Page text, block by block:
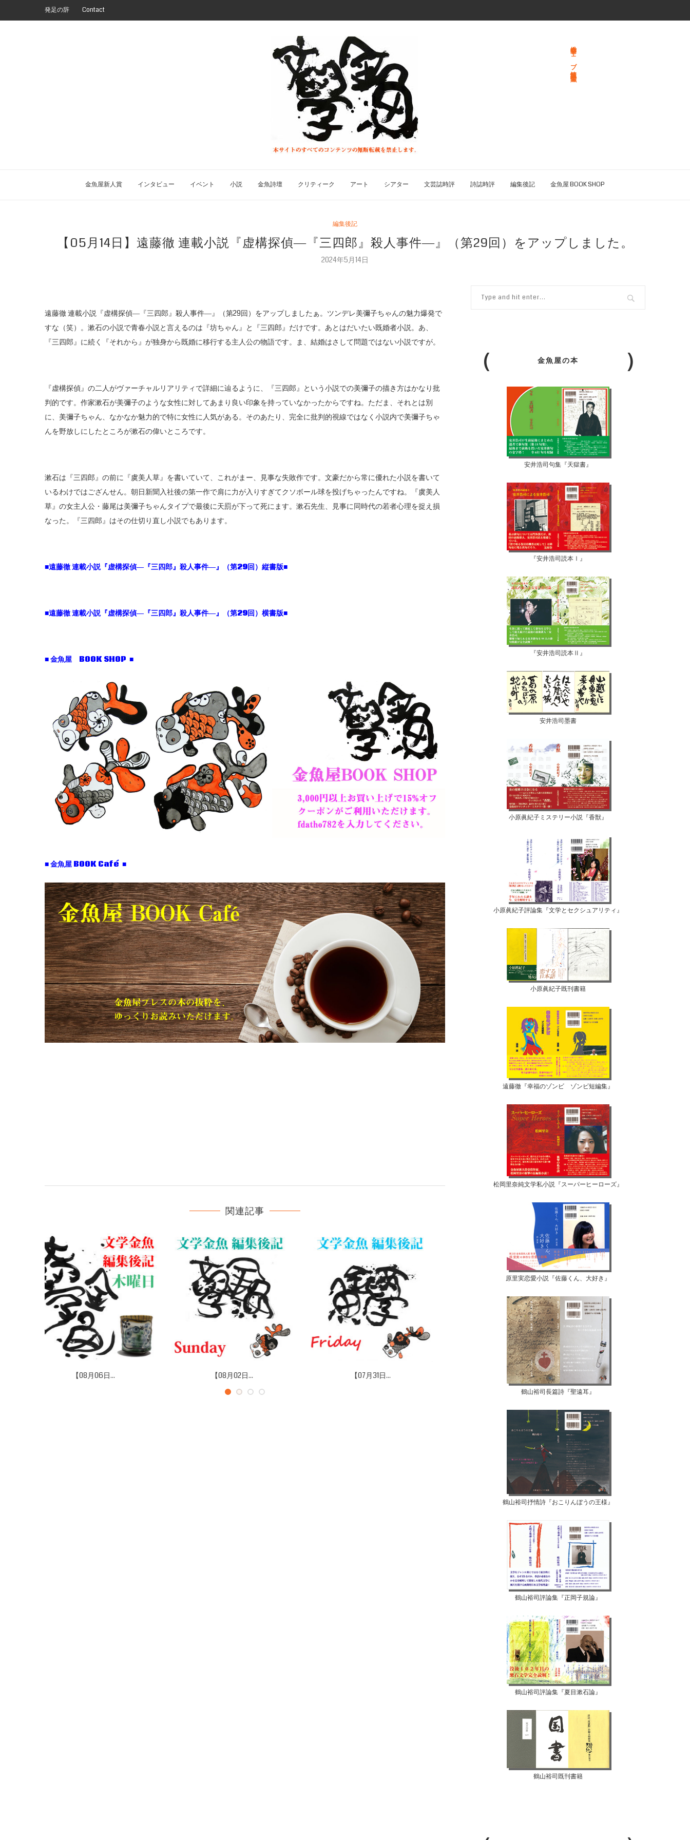
発足の辞 Contact
総合文学ウェブ情報誌 文学金魚
金魚屋新人賞 インタビュー イベント 小説 金魚詩壇 クリティーク アート シアター 文芸誌時評 詩誌時評 編集後記 金魚屋 BOOK SHOP
編集後記
【05月14日】遠藤徹 連載小説『虚構探偵―『三四郎』殺人事件―』（第29回）をアップしました。
2024年5月14日
遠藤徹 連載小説『虚構探偵―『三四郎』殺人事件―』（第29回）をアップしましたぁ。ツンデレ美彌子ちゃんの魅力爆発で
すな（笑）。漱石の小説で青春小説と言えるのは『坊ちゃん』と『三四郎』だけです。あとはだいたい既婚者小説。あ、
『三四郎』に続く『それから』が独身から既婚に移行する主人公の物語です。ま、結婚はさして問題ではない小説ですが。
『虚構探偵』の二人がヴァーチャルリアリティで詳細に辿るように、『三四郎』という小説での美彌子の描き方はかなり批
判的です。作家漱石が美彌子のような女性に対してあまり良い印象を持っていなかったからですね。ただま、それとは別
に、美彌子ちゃん、なかなか魅力的で特に女性に人気がある。そのあたり、完全に批判的視線ではなく小説内で美彌子ちゃ
んを野放しにしたところが漱石の偉いところです。
漱石は『三四郎』の前に『虞美人草』を書いていて、これがまー、見事な失敗作です。文豪だから常に優れた小説を書いて
いるわけではござんせん。朝日新聞入社後の第一作で肩に力が入りすぎてクソボール球を投げちゃったんですね。『虞美人
草』の女主人公・藤尾は美彌子ちゃんタイプで最後に天罰が下って死にます。漱石先生、見事に同時代の若者心理を捉え損
なった。『三四郎』はその仕切り直し小説でもあります。
■遠藤徹 連載小説『虚構探偵―『三四郎』殺人事件―』（第29回）縦書版■
■遠藤徹 連載小説『虚構探偵―『三四郎』殺人事件―』（第29回）横書版■
■ 金魚屋 BOOK SHOP ■
■ 金魚屋 BOOK Café ■
関連記事
【07月26日... 【07月20日... 【07月12日... 【07月10日...
金魚屋の本
安井浩司句集『天獄書』
『安井浩司読本Ⅰ』
『安井浩司読本Ⅱ』
安井浩司墨書
小原眞紀子ミステリー小説『香獣』
小原眞紀子評論集『文学とセクシュアリティ』
小原眞紀子既刊書籍
遠藤徹『幸福のゾンビ ゾンビ短編集』
松岡里奈純文学私小説『スーパーヒーローズ』
原里実恋愛小説『佐藤くん、大好き』
鶴山裕司長篇詩『聖遠耳』
鶴山裕司抒情詩『おこりんぼうの王様』
鶴山裕司評論集『正岡子規論』
鶴山裕司評論集『夏目漱石論』
鶴山裕司既刊書籍